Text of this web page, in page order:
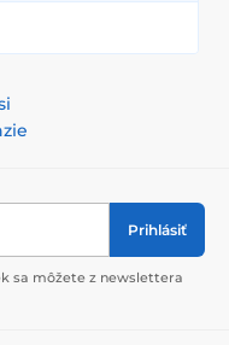
Prihlásiť
sa môžete z newslettera